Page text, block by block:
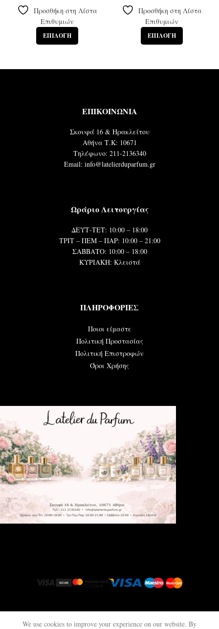
€64.00
Προσθήκη στη Λίστα
Επιθυμιών
ΕΠΙΛΟΓΉ
€64.00
Προσθήκη στη Λίστα
Επιθυμιών
ΕΠΙΛΟΓΉ
ΕΠΙΚΟΙΝΩΝΙΑ
Σκουφά 16 & Ηρακλείτου
Αθήνα Τ.Κ: 10671
Τηλέφωνο: 211-2136340
Email: info@latelierduparfum.gr
Ωράριο Λειτουργίας
ΔΕΥΤ-ΤΕΤ: 10:00 – 18:00
ΤΡΙΤ – ΠΕΜ – ΠΑΡ: 10:00 – 21:00
ΣΑΒΒΑΤΟ: 10:00 – 18:00
ΚΥΡΙΑΚΗ: Κλειστά
ΠΛΗΡΟΦΟΡΙΕΣ
Ποιοι είμαστε
Πολιτική Προστασίας
Πολιτική Επιστροφών
Όροι Χρήσης
We use cookies to improve your experience on our website. By